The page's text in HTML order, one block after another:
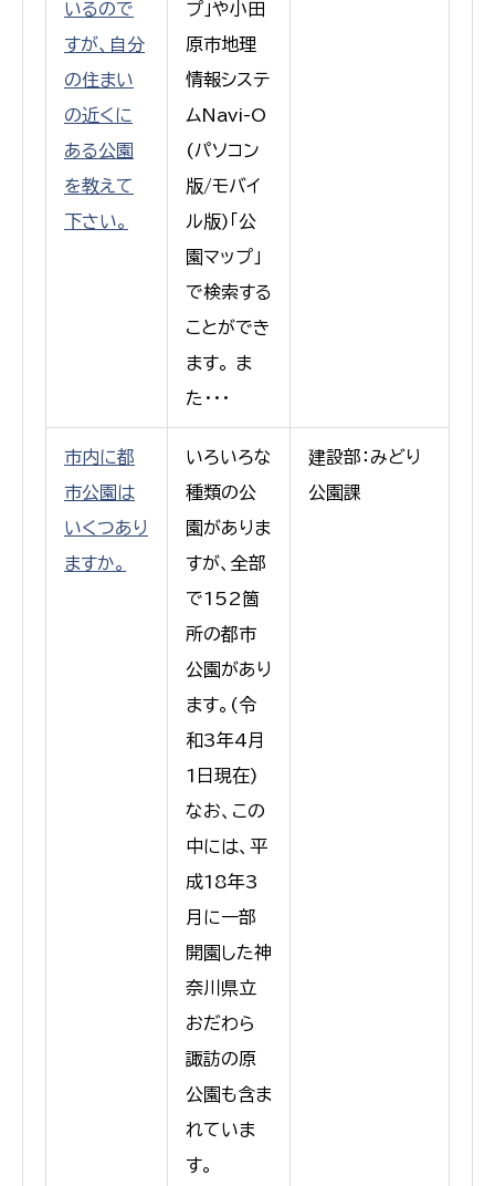
いるので
すが、自分
の住まい
の近くに
ある公園
を教えて
下さい。
プ」や小田
原市地理
情報システ
ムNavi-O
(パソコン
版/モバイ
ル版)「公
園マップ」
で検索する
ことができ
ます。 ま
た・・・
市内に都
市公園は
いくつあり
ますか。
いろいろな
種類の公
園がありま
すが、全部
で152箇
所の都市
公園があり
ます。(令
和3年4月
1日現在)
なお、この
中には、平
成18年3
月に一部
開園した神
奈川県立
おだわら
諏訪の原
公園も含ま
れていま
す。
建設部：みどり
公園課